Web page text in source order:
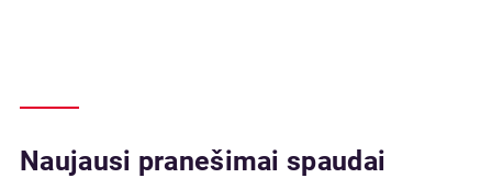
Naujausi pranešimai spaudai